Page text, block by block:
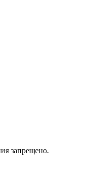
запрещено.